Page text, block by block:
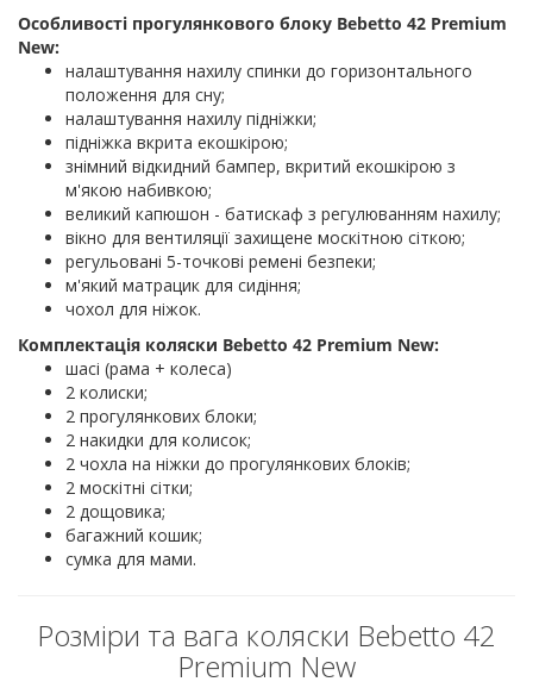
Особливості прогулянкового блоку Bebetto 42 Premium
New:
налаштування нахилу спинки до горизонтального
положення для сну;
налаштування нахилу підніжки;
підніжка вкрита екошкірою;
знімний відкидний бампер, вкритий екошкірою з
м'якою набивкою;
великий капюшон - батискаф з регулюванням нахилу;
вікно для вентиляції захищене москітною сіткою;
регульовані 5-точкові ремені безпеки;
м'який матрацик для сидіння;
чохол для ніжок.
Комплектація коляски Bebetto 42 Premium New:
шасі (рама + колеса)
2 колиски;
2 прогулянкових блоки;
2 накидки для колисок;
2 чохла на ніжки до прогулянкових блоків;
2 москітні сітки;
2 дощовика;
багажний кошик;
сумка для мами.
Розміри та вага коляски Bebetto 42
Premium New